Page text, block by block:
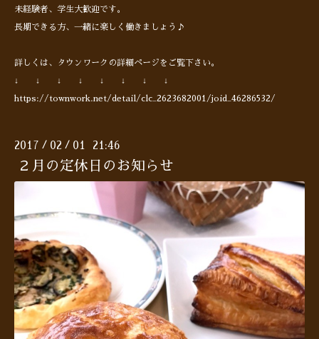
未経験者、学生大歓迎です。
長期できる方、一緒に楽しく働きましょう♪
詳しくは、タウンワークの詳細ページをご覧下さい。
↓ ↓ ↓ ↓ ↓ ↓ ↓ ↓
https://townwork.net/detail/clc_2623682001/joid_46286532/
2017 / 02 / 01 21:46
２月の定休日のお知らせ